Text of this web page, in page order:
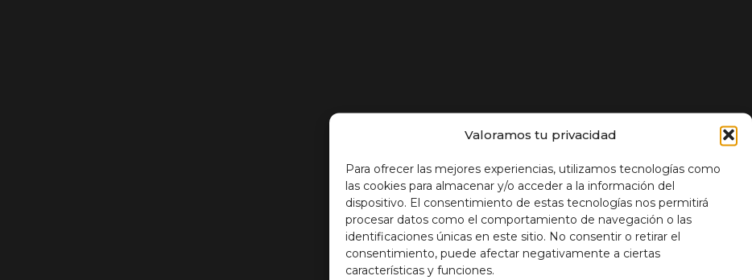
Valoramos tu privacidad
Para ofrecer las mejores experiencias, utilizamos tecnologías como
las cookies para almacenar y/o acceder a la información del
dispositivo. El consentimiento de estas tecnologías nos permitirá
procesar datos como el comportamiento de navegación o las
identificaciones únicas en este sitio. No consentir o retirar el
consentimiento, puede afectar negativamente a ciertas
características y funciones.